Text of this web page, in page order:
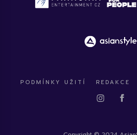
PODMÍNKY UŽITÍ REDAKCE